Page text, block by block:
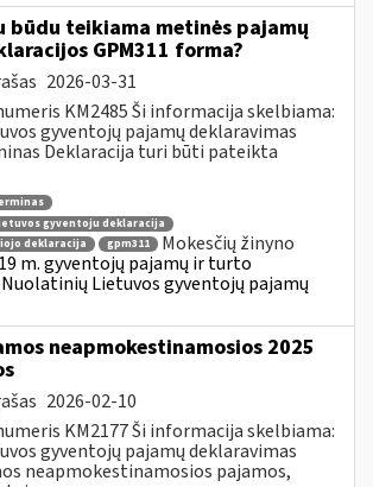
būdu teikiama metinės pajamų
GPM311 forma?
2026-03-31
KM2485 Ši informacija skelbiama:
gyventojų pajamų deklaravimas
Deklaracija turi būti pateikta
gyventoju deklaracija
deklaracija
gpm311
Mokesčių žinyno
m. gyventojų pajamų ir turto
Lietuvos gyventojų pajamų
neapmokestinamosios 2025
2026-02-10
KM2177 Ši informacija skelbiama:
gyventojų pajamų deklaravimas
neapmokestinamosios pajamos,